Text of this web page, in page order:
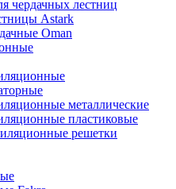
чердачных лестниц
Astark
Oman
металлические
пластиковые
решетки